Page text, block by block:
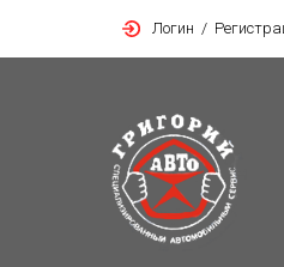
Логин /